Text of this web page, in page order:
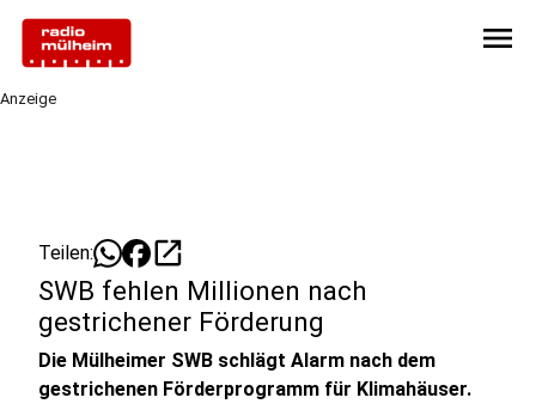
menu
Anzeige
Teilen: open_in_new
SWB fehlen Millionen nach
gestrichener Förderung
Die Mülheimer SWB schlägt Alarm nach dem
gestrichenen Förderprogramm für Klimahäuser.